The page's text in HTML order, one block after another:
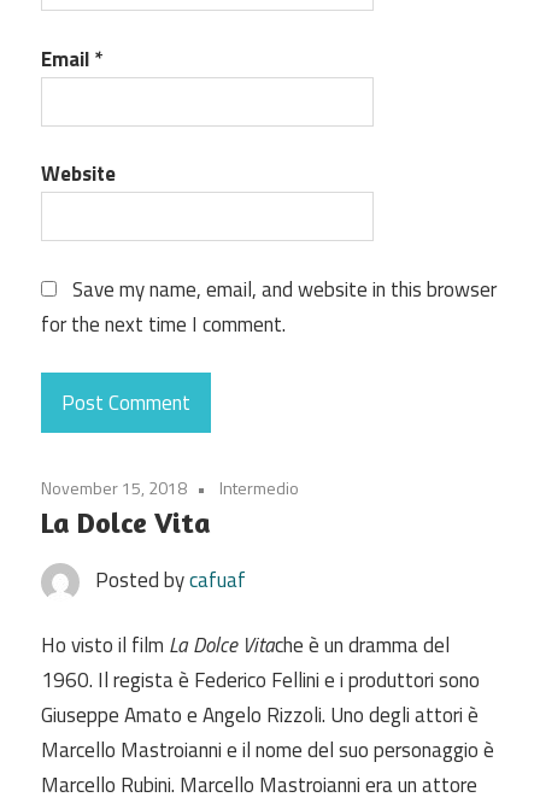
Email*
Website
Save my name, email, and website in this browser
for the next time I comment.
November 15, 2018 Intermedio
La Dolce Vita
Posted bycafuaf
Ho visto il film La Dolce Vitache è un dramma del
1960. Il regista è Federico Fellini e i produttori sono
Giuseppe Amato e Angelo Rizzoli. Uno degli attori è
Marcello Mastroianni e il nome del suo personaggio è
Marcello Rubini. Marcello Mastroianni era un attore